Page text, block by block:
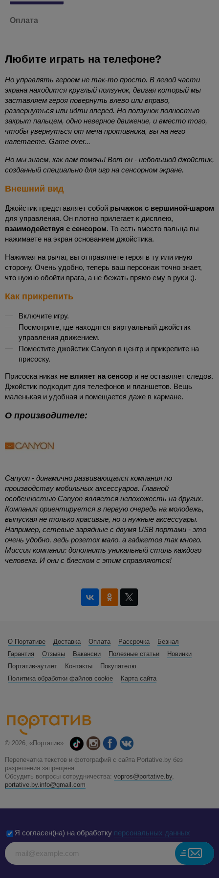
Оплата
Любите играть на телефоне?
Но управлять героем не так-то просто. В левой части
экрана находится круглый ползунок, двигая который мы
заставляем героя повернуть влево или вправо,
развернуться или идти вперед. Но ползунок полностью
закрыт пальцем, одно неверное движение, и вместо того,
чтобы увернуться от меча противника, вы на него
налетаете. Game over...
Но мы знаем, как вам помочь! Вот он - небольшой джойстик,
созданный специально для игр на сенсорном экране.
Внешний вид
Джойстик представляет собой рычажок с вершиной-шаром
для управления. Он плотно прилегает к дисплею,
взаимодействуя с сенсором. То есть вместо пальца вы
нажимаете на экран основанием джойстика.
Нажимая на рычаг, вы отправляете героя в ту или иную
сторону. Очень удобно, теперь ваш персонаж точно знает,
что нужно обойти врага, а не бежать прямо ему в руки ;).
Как прикрепить
Включите игру.
Посмотрите, где находятся виртуальный джойстик
управления движением.
Поместите джойстик Canyon в центр и прикрепите на
присоску.
Присоска никак не влияет на сенсор и не оставляет следов.
Джойстик подходит для телефонов и планшетов. Вещь
маленькая и удобная и помещается даже в кармане.
О производителе:
Canyon - динамично развивающаяся компания по
производству мобильных аксессуаров. Главной
особенностью Canyon является непохожесть на других.
Компания ориентируется в первую очередь на молодежь,
выпуская не только красивые, но и нужные аксессуары.
Например, сетевые зарядные с двумя USB портами - это
очень удобно, ведь розеток мало, а гаджетов так много.
Миссия компании: дополнить уникальный стиль каждого
человека. И они с блеском с этим справляются!
О Портативе Доставка Оплата Рассрочка
Безнал
Гарантия
Отзывы Вакансии Полезные статьи
Новинки
Портатив-аутлет
Контакты
Покупателю
Политика обработки файлов cookie
Карта сайта
© 2026, «Портатив»
Перепечатка текстов и фотографий с сайта Portative.by без
разрешения запрещена.
Обсудить вопросы сотрудничества: vopros@portative.by,
portative.by.info@gmail.com
Я согласен(на) на обработку персональных данных